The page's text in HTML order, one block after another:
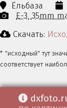
Ёльбаза
E-3 35mm
Скачать:
* "исходный" тут
соответствует